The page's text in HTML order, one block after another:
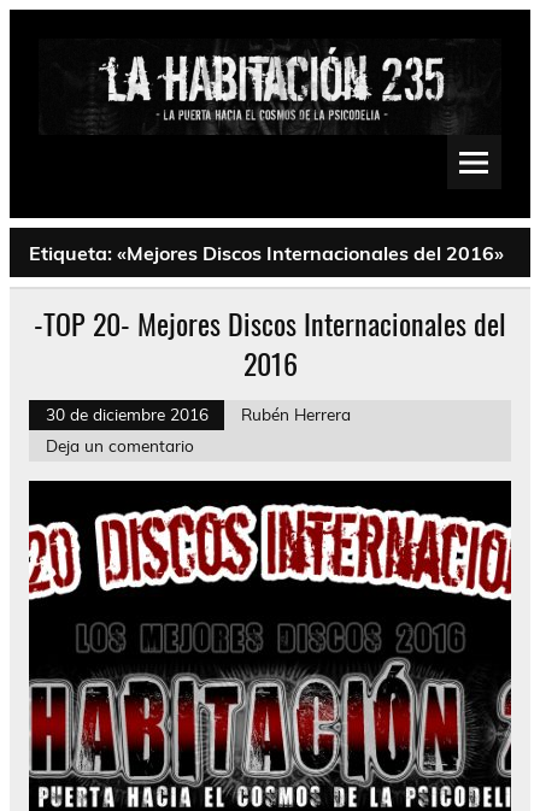
Saltar
Psychedelic, Stoner, Doom, Sludge, Fuzz, Space, Drone
Etiqueta: «Mejores Discos Internacionales del 2016»
-TOP 20- Mejores Discos Internacionales del
2016
30 de diciembre 2016
Rubén Herrera
Deja un comentario